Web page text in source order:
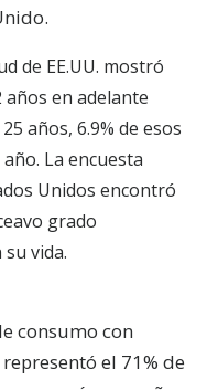
de EE.UU. mostró
años en adelante
años, 6.9% de esos
La encuesta
Unidos encontró
grado
vida.
consumo con
el 71% de